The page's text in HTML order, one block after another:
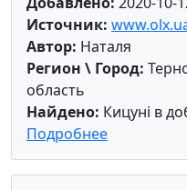
Источник:
Автор: Наталя
Регион \ Город:
область
Найдено: Кицуні в
Подробнее